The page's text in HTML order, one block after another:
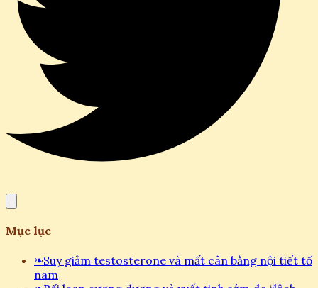
Mục lục
❧Suy giảm testosterone và mất cân bằng nội tiết tố
nam